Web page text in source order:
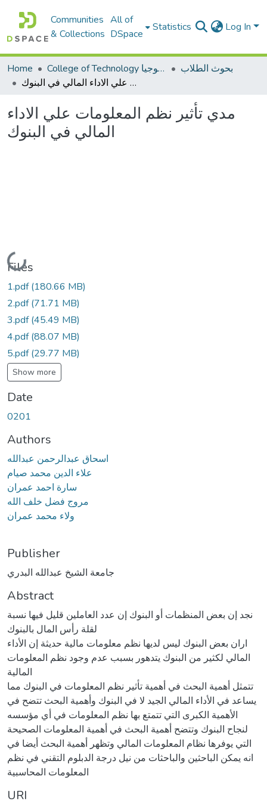
Communities
& Collections
All of
DSpace
Statistics Log In
Home College of Technology كلية التكنولوجيا
بحوث الطلاب
مدي تأثير نظم المعلومات علي الاداء المالي في البنوك
مدي تأثير نظم المعلومات علي الاداء
المالي في البنوك
Loading...
Files
1.pdf(180.66 MB)
2.pdf(71.71 MB)
3.pdf(45.49 MB)
4.pdf(88.07 MB)
5.pdf(29.77 MB)
Show more
Date
0201
Authors
اسحاق عبدالرحمن عبدالله
علاء الدين محمد صيام
سارة احمد عمران
مروج فضل خلف الله
ولاء محمد عمران
Publisher
جامعة الشيخ عبدالله البدري
Abstract
نجد إن بعض المنظمات أو البنوك إن عدد العاملين قليل فيها نسبة
لقلة رأس المال بالبنوك
اران بعض البنوك ليس لديها نظم معلومات مالية حديثة إن الأداء
المالي لكثير من البنوك يتدهور بسبب عدم وجود نظم المعلومات
المالية
تتمثل أهمية البحث في أهمية تأثير نظم المعلومات في البنوك مما
يساعد في الأداء المالي الجيد لا في البنوك وأهمية البحث تتضح في
الأهمية الكبرى التي تتمتع بها نظم المعلومات في أي مؤسسه
لنجاح البنوك وتتضح أهمية البحث في أهمية المعلومات الصحيحة
التي يوفرها نظام المعلومات المالي وتظهر أهمية البحث أيضا في
انه يمكن الباحثين والباحثات من نيل درجة الدبلوم التقني في نظم
المعلومات المحاسبية
URI